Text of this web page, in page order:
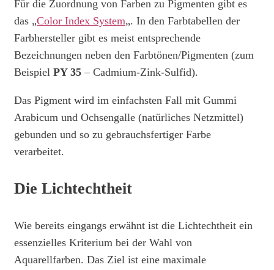
Für die Zuordnung von Farben zu Pigmenten gibt es
das „Color Index System„. In den Farbtabellen der
Farbhersteller gibt es meist entsprechende
Bezeichnungen neben den Farbtönen/Pigmenten (zum
Beispiel PY 35 – Cadmium-Zink-Sulfid).
Das Pigment wird im einfachsten Fall mit Gummi
Arabicum und Ochsengalle (natürliches Netzmittel)
gebunden und so zu gebrauchsfertiger Farbe
verarbeitet.
Die Lichtechtheit
Wie bereits eingangs erwähnt ist die Lichtechtheit ein
essenzielles Kriterium bei der Wahl von
Aquarellfarben. Das Ziel ist eine maximale